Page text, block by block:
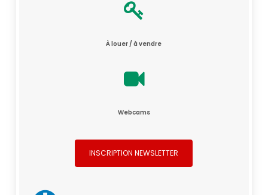
À louer / à vendre
Webcams
INSCRIPTION NEWSLETTER